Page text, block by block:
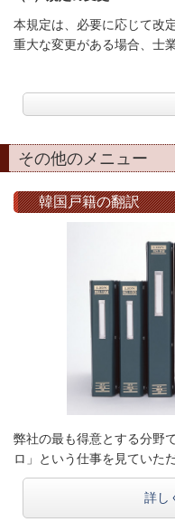
本規定は、必要に応じて改
重大な変更がある場合、士
その他のメニュー
韓国戸籍の翻訳
弊社の最も得意とする分野
ロ」という仕事を見ていた
詳し